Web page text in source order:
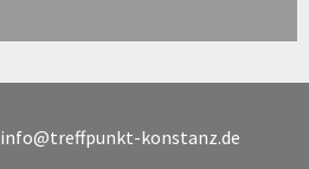
info@treffpunkt-konstanz.de